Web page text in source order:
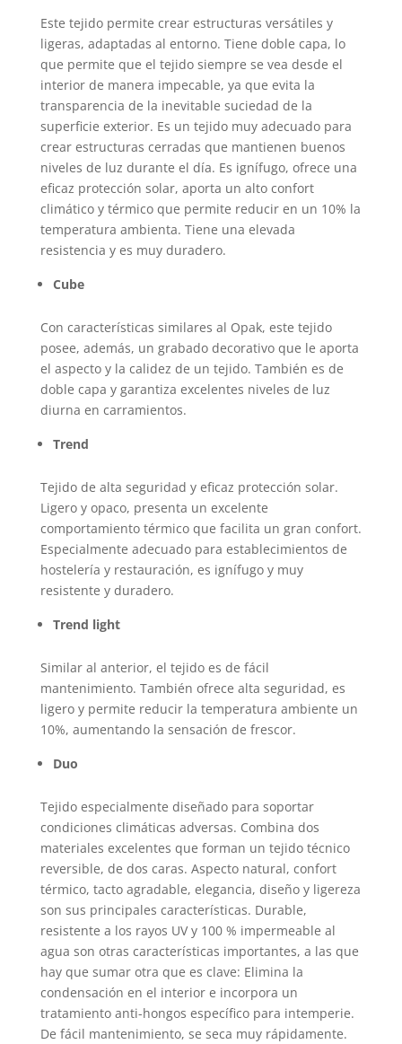
Este tejido permite crear estructuras versátiles y
ligeras, adaptadas al entorno. Tiene doble capa, lo
que permite que el tejido siempre se vea desde el
interior de manera impecable, ya que evita la
transparencia de la inevitable suciedad de la
superficie exterior. Es un tejido muy adecuado para
crear estructuras cerradas que mantienen buenos
niveles de luz durante el día. Es ignífugo, ofrece una
eficaz protección solar, aporta un alto confort
climático y térmico que permite reducir en un 10% la
temperatura ambienta. Tiene una elevada
resistencia y es muy duradero.
Cube
Con características similares al Opak, este tejido
posee, además, un grabado decorativo que le aporta
el aspecto y la calidez de un tejido. También es de
doble capa y garantiza excelentes niveles de luz
diurna en carramientos.
Trend
Tejido de alta seguridad y eficaz protección solar.
Ligero y opaco, presenta un excelente
comportamiento térmico que facilita un gran confort.
Especialmente adecuado para establecimientos de
hostelería y restauración, es ignífugo y muy
resistente y duradero.
Trend light
Similar al anterior, el tejido es de fácil
mantenimiento. También ofrece alta seguridad, es
ligero y permite reducir la temperatura ambiente un
10%, aumentando la sensación de frescor.
Duo
Tejido especialmente diseñado para soportar
condiciones climáticas adversas. Combina dos
materiales excelentes que forman un tejido técnico
reversible, de dos caras. Aspecto natural, confort
térmico, tacto agradable, elegancia, diseño y ligereza
son sus principales características. Durable,
resistente a los rayos UV y 100 % impermeable al
agua son otras características importantes, a las que
hay que sumar otra que es clave: Elimina la
condensación en el interior e incorpora un
tratamiento anti-hongos específico para intemperie.
De fácil mantenimiento, se seca muy rápidamente.